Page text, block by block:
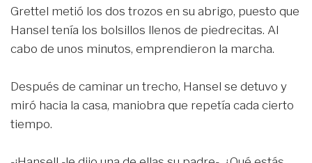
Grettel metió los dos trozos en su abrigo, puesto que
Hansel tenía los bolsillos llenos de piedrecitas. Al
cabo de unos minutos, emprendieron la marcha.
Después de caminar un trecho, Hansel se detuvo y
miró hacia la casa, maniobra que repetía cada cierto
tiempo.